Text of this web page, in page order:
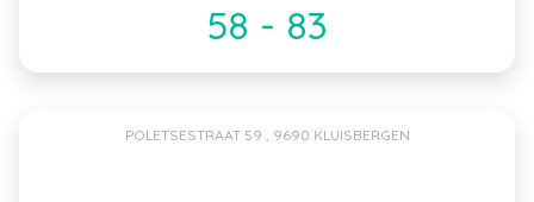
58 - 83
POLETSESTRAAT 59 , 9690 KLUISBERGEN